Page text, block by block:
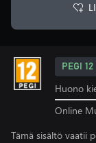
PEGI 12
Huono
Online
Tämä sisältö vaatii